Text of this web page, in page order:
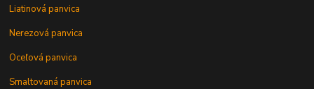
Liatinová panvica
Nerezová panvica
Oceľová panvica
Smaltovaná panvica